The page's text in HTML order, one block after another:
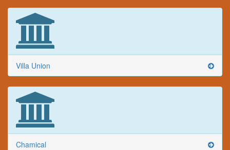
Villa Union
Chamical